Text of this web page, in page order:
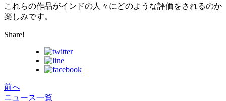
これらの作品がインドの人々にどのような評価をされるのか
楽しみです。
Share!
前へ
ニュース一覧